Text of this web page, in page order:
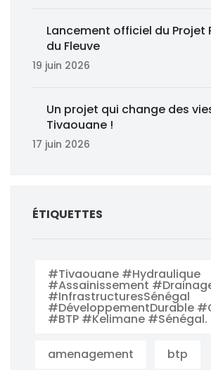
Lancement officiel du Projet
du Fleuve
19 juin 2026
Un projet qui change des
Tivaouane !
17 juin 2026
ÉTIQUETTES
#Tivaouane #Hydraulique
#Assainissement
#InfrastructuresSénégal
#DéveloppementDurable
#BTP #Kelimane #Sénégal.
amenagement btp